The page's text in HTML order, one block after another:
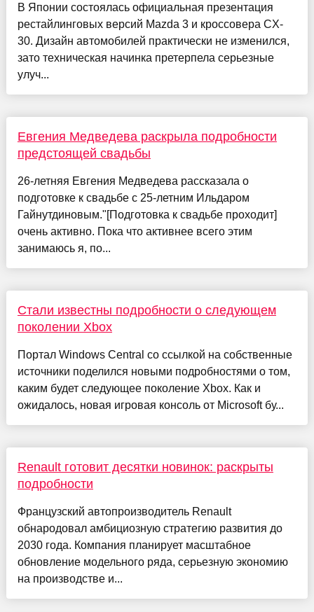
В Японии состоялась официальная презентация
рестайлинговых версий Mazda 3 и кроссовера CX-
30. Дизайн автомобилей практически не изменился,
зато техническая начинка претерпела серьезные
улуч...
Евгения Медведева раскрыла подробности
предстоящей свадьбы
26-летняя Евгения Медведева рассказала о
подготовке к свадьбе с 25-летним Ильдаром
Гайнутдиновым."[Подготовка к свадьбе проходит]
очень активно. Пока что активнее всего этим
занимаюсь я, по...
Стали известны подробности о следующем
поколении Xbox
Портал Windows Central со ссылкой на собственные
источники поделился новыми подробностями о том,
каким будет следующее поколение Xbox. Как и
ожидалось, новая игровая консоль от Microsoft бу...
Renault готовит десятки новинок: раскрыты
подробности
Французский автопроизводитель Renault
обнародовал амбициозную стратегию развития до
2030 года. Компания планирует масштабное
обновление модельного ряда, серьезную экономию
на производстве и...